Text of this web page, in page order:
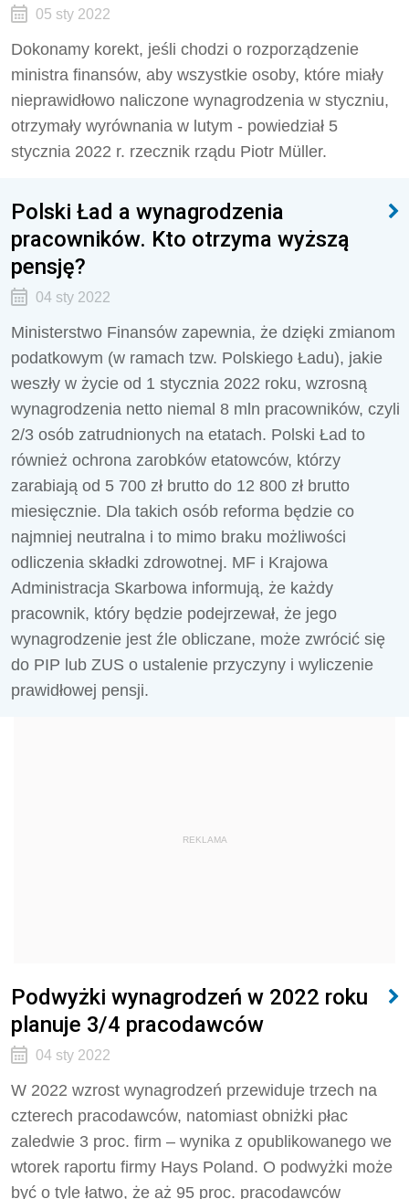
05 sty 2022
Dokonamy korekt, jeśli chodzi o rozporządzenie
ministra finansów, aby wszystkie osoby, które miały
nieprawidłowo naliczone wynagrodzenia w styczniu,
otrzymały wyrównania w lutym - powiedział 5
stycznia 2022 r. rzecznik rządu Piotr Müller.
Polski Ład a wynagrodzenia
pracowników. Kto otrzyma wyższą
pensję?
04 sty 2022
Ministerstwo Finansów zapewnia, że dzięki zmianom
podatkowym (w ramach tzw. Polskiego Ładu), jakie
weszły w życie od 1 stycznia 2022 roku, wzrosną
wynagrodzenia netto niemal 8 mln pracowników, czyli
2/3 osób zatrudnionych na etatach. Polski Ład to
również ochrona zarobków etatowców, którzy
zarabiają od 5 700 zł brutto do 12 800 zł brutto
miesięcznie. Dla takich osób reforma będzie co
najmniej neutralna i to mimo braku możliwości
odliczenia składki zdrowotnej. MF i Krajowa
Administracja Skarbowa informują, że każdy
pracownik, który będzie podejrzewał, że jego
wynagrodzenie jest źle obliczane, może zwrócić się
do PIP lub ZUS o ustalenie przyczyny i wyliczenie
prawidłowej pensji.
REKLAMA
Podwyżki wynagrodzeń w 2022 roku
planuje 3/4 pracodawców
04 sty 2022
W 2022 wzrost wynagrodzeń przewiduje trzech na
czterech pracodawców, natomiast obniżki płac
zaledwie 3 proc. firm – wynika z opublikowanego we
wtorek raportu firmy Hays Poland. O podwyżki może
być o tyle łatwo, że aż 95 proc. pracodawców